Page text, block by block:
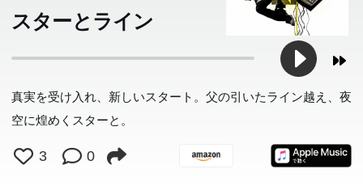
スターとライン
真実を受け入れ、新しいスタート。父の引いたライン越え、夜
空に煌めくスターと。
3 0